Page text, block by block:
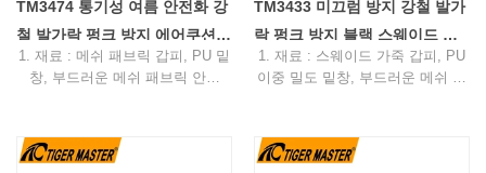
TM3474 통기성 여름 안전화 강
철 발가락 펑크 방지 에어쿠션
미끄럼 방지
1. 재료 : 메쉬 패브릭 갑피, PU 밑
창, 부드러운 메쉬 패브릭 안감
미드 섬유 미드솔
4. 표준: CE EN ISO 20345:2022
TM3433 미끄럼 방지 강철 발가
락 펑크 방지 블랙 스웨이드 안
전 신발 남성
1. 재료 : 스웨이드 가죽 갑피, PU
이중 밀도 밑창, 부드러운 메쉬 패
3. 토 캡 & 미드솔 : 스틸 토 & 스틸
미드 플레이트